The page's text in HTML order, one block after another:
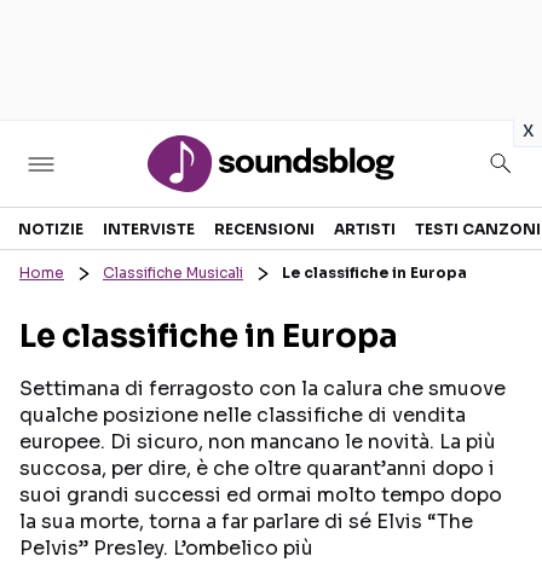
x
Sezioni
RECENSIONI MUSICALI
INTERVISTE
GOSSIP E CURIOSITÀ
TESTI CANZONI
TOUR ED EVENTI
TALENT SHOW
NOTIZIE INTERVISTE RECENSIONI ARTISTI TESTI CANZONI
Home Classifiche Musicali Le classifiche in Europa
Le classifiche in Europa
Settimana di ferragosto con la calura che smuove
qualche posizione nelle classifiche di vendita
europee. Di sicuro, non mancano le novità. La più
succosa, per dire, è che oltre quarant’anni dopo i
suoi grandi successi ed ormai molto tempo dopo
la sua morte, torna a far parlare di sé Elvis “The
Pelvis” Presley. L’ombelico più